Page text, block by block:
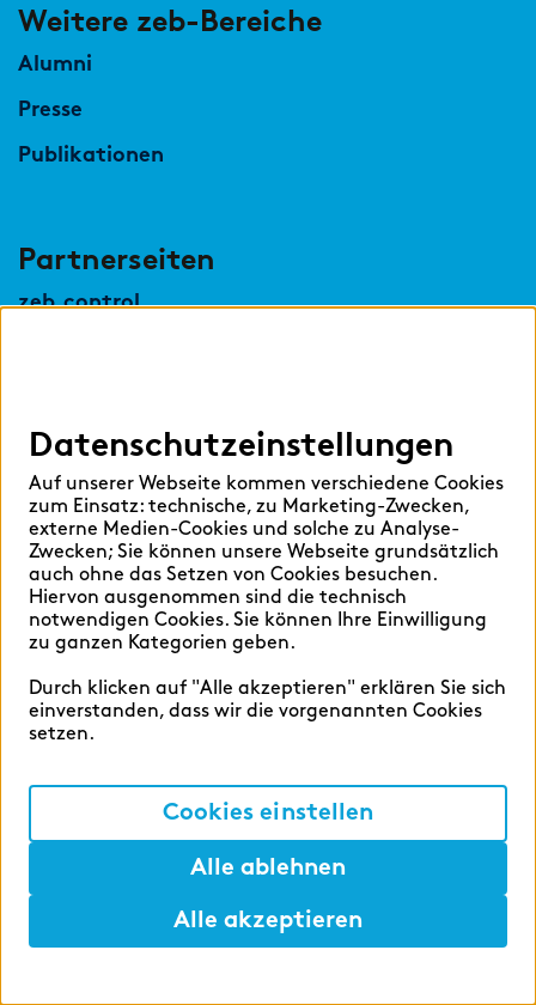
Weitere zeb-Bereiche
Alumni
Presse
Publikationen
Partnerseiten
zeb.control
zeb.applied
Digital Service Hub
TABULARAZA by zeb
BankingHub by zeb
zeb.move
findic
Sprache auswählen:
JETZT BEWERBEN - in 5 Minuten
Datenschutzeinstellungen
Auf unserer Webseite kommen verschiedene Cookies
zum Einsatz: technische, zu Marketing-Zwecken,
externe Medien-Cookies und solche zu Analyse-
Zwecken; Sie können unsere Webseite grundsätzlich
auch ohne das Setzen von Cookies besuchen.
Hiervon ausgenommen sind die technisch
notwendigen Cookies. Sie können Ihre Einwilligung
zu ganzen Kategorien geben.
Durch klicken auf "Alle akzeptieren" erklären Sie sich
einverstanden, dass wir die vorgenannten Cookies
setzen.
Cookies einstellen
Alle ablehnen
Alle akzeptieren